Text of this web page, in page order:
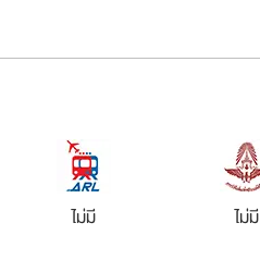
ไม่มี ไม่มี